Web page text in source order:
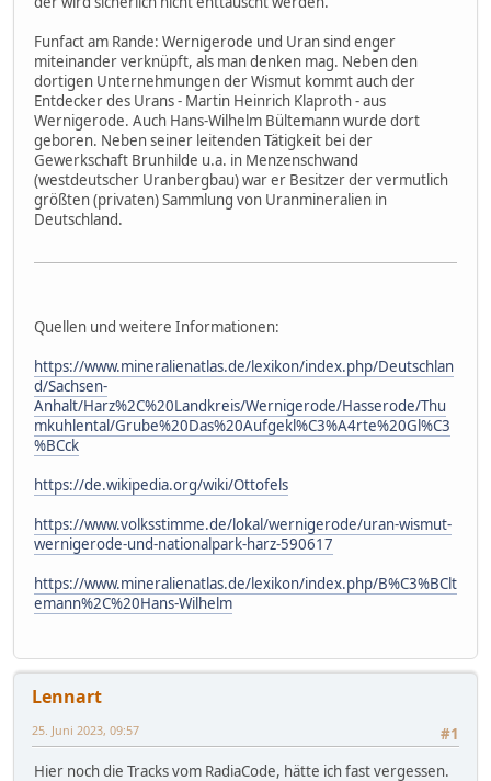
Funfact am Rande: Wernigerode und Uran sind enger
miteinander verknüpft, als man denken mag. Neben den
dortigen Unternehmungen der Wismut kommt auch der
Entdecker des Urans - Martin Heinrich Klaproth - aus
Wernigerode. Auch Hans-Wilhelm Bültemann wurde dort
geboren. Neben seiner leitenden Tätigkeit bei der
Gewerkschaft Brunhilde u.a. in Menzenschwand
(westdeutscher Uranbergbau) war er Besitzer der vermutlich
größten (privaten) Sammlung von Uranmineralien in
Deutschland.
Quellen und weitere Informationen:
https://www.mineralienatlas.de/lexikon/index.php/Deutschlan
d/Sachsen-
Anhalt/Harz%2C%20Landkreis/Wernigerode/Hasserode/Thu
mkuhlental/Grube%20Das%20Aufgekl%C3%A4rte%20Gl%C3
%BCck
https://de.wikipedia.org/wiki/Ottofels
https://www.volksstimme.de/lokal/wernigerode/uran-wismut-
wernigerode-und-nationalpark-harz-590617
https://www.mineralienatlas.de/lexikon/index.php/B%C3%BClt
emann%2C%20Hans-Wilhelm
Lennart
#1
25. Juni 2023, 09:57
Hier noch die Tracks vom RadiaCode, hätte ich fast vergessen.